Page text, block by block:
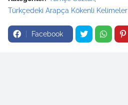
Türkçedeki Arapça Kökenli Kelimeler
Facebook